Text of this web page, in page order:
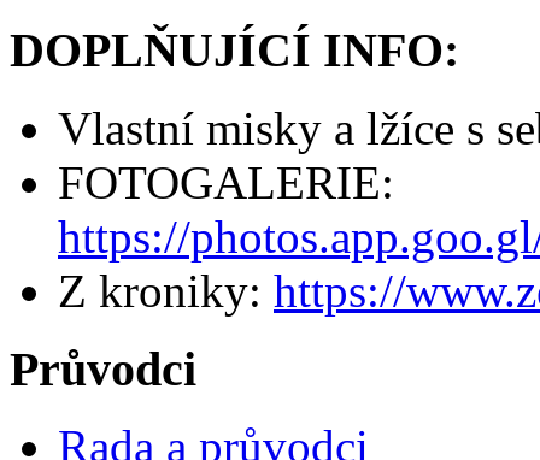
DOPLŇUJÍCÍ INFO:
Vlastní misky a lžíce s
FOTOGALERIE:
https://
Z kroniky: https://
Průvodci
Rada a průvodci